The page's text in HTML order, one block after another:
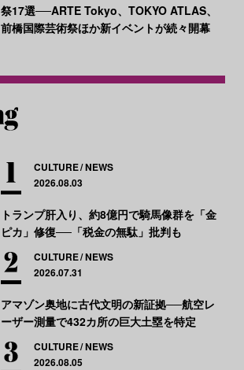
祭17選──ARTE Tokyo、TOKYO ATLAS、
前橋国際芸術祭ほか新イベントが続々開幕
CULTURE NEWS
2026.08.03
トランプ肝入り、約8億円で騎馬像群を「金
ピカ」修復──「税金の無駄」批判も
CULTURE NEWS
2026.07.31
アマゾン奥地に古代文明の新証拠──航空レ
ーザー測量で432カ所の巨大土塁を特定
CULTURE NEWS
2026.08.05